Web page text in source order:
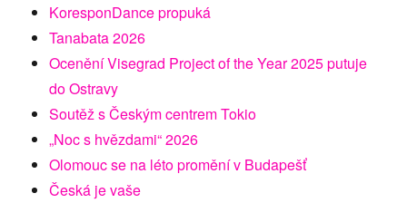
KoresponDance propuká
Tanabata 2026
Ocenění Visegrad Project of the Year 2025 putuje
do Ostravy
Soutěž s Českým centrem Tokio
„Noc s hvězdami“ 2026
Olomouc se na léto promění v Budapešť
Česká je vaše